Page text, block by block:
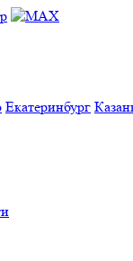
Екатеринбург